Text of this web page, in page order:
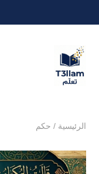
الرئيسية / حكم